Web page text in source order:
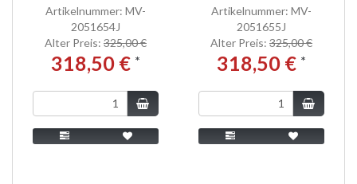
Artikelnummer: MV-
2051654J
Alter Preis: 325,00 €
318,50 € *
Artikelnummer: MV-
2051655J
Alter Preis: 325,00 €
318,50 € *